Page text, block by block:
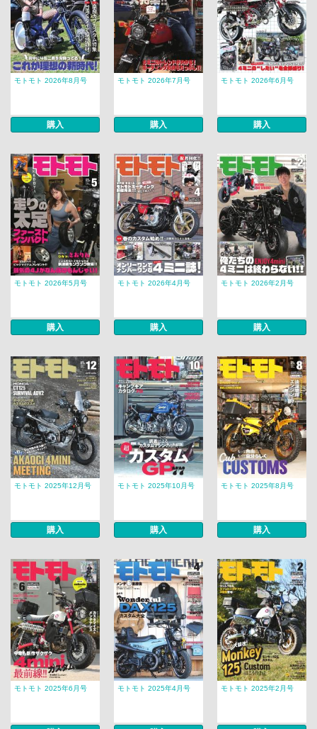
モトモト 2026年8月号
購入
モトモト 2026年7月号
購入
モトモト 2026年6月号
購入
モトモト 2026年5月号
購入
モトモト 2026年4月号
購入
モトモト 2026年2月号
購入
モトモト 2025年12月号
購入
モトモト 2025年10月号
購入
モトモト 2025年8月号
購入
モトモト 2025年6月号 モトモト 2025年4月号 モトモト 2025年2月号